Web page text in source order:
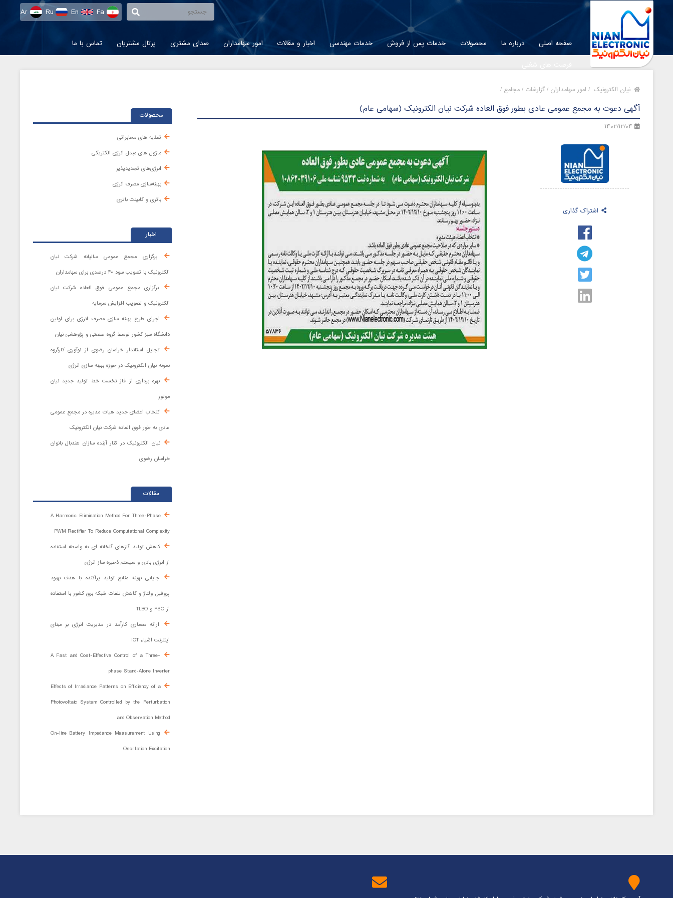
Fa
En
Ru
Ar
صفحه اصلی درباره ما محصولات خدمات پس از فروش خدمات مهندسی اخبار و مقالات امور سهامداران صدای مشتری پرتال مشتریان تماس با ما
نیان الکترونیک / امور سهامداران / گزارشات / مجامع /
آگهی دعوت به مجمع عمومی عادی بطور فوق العاده شرکت نیان الکترونیک (سهامی عام)
1402/12/04
اشتراک گذاری
محصولات
تغذیه های مخابراتی
ماژول های مبدل انرژی الکتریکی
انرژی‌های تجدیدپذیر
بهینه‌سازی مصرف انرژی
باتری و کابینت باتری
اخبار
برگزاری مجمع عمومی سالیانه شرکت نیان
الکترونیک با تصویب سود ۴۰ درصدی برای سهامداران
برگزاری مجمع عمومی فوق العاده شرکت نیان
الکترونیک و تصویب افزایش سرمایه
اجرای طرح بهینه سازی مصرف انرژی برای اولین
دانشگاه سبز کشور توسط گروه صنعتی و پژوهشی نیان
تجلیل استاندار خراسان رضوی از نوآوری کارگروه
نمونه نیان الکترونیک در حوزه بهینه ‌سازی انرژی
بهره برداری از فاز نخست خط تولید جدید نیان
موتور
انتخاب اعضای جدید هیات مدیره در مجمع عمومی
عادی به طور فوق العاده شرکت نیان الکترونیک
نیان الکترونیک در کنار آینده ‌سازان هندبال بانوان
خراسان رضوی
مقالات
A Harmonic Elimination Method For Three-Phase
PWM Rectifier To Reduce Computational Complexity
کاهش تولید گازهای گلخانه ای به واسطه استفاده
از انرژی بادی و سیستم ذخیره ساز انرژی
جایابی بهینه منابع تولید پراکنده با هدف بهبود
پروفیل ولتاژ و کاهش تلفات شبکه برق کشور با استفاده
از PSO و TLBO
ارائه معماری کارآمد در مدیریت انرژی بر مبنای
اینترنت اشیاء IOT
A Fast and Cost-Effective Control of a Three-
phase Stand-Alone Inverter
Effects of Irradiance Patterns on Efficiency of a
Photovoltaic System Controlled by the Perturbation
and Observation Method
On-line Battery Impedance Measurement Using
Oscillation Excitation